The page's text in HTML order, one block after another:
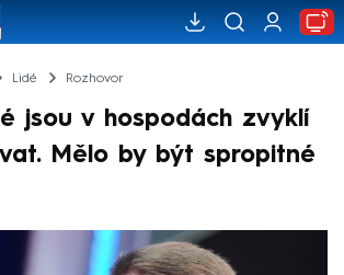
Lidé Rozhovor
jsou v hospodách zvyklí
Mělo by být spropitné